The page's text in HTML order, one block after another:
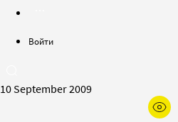
Войти
10 September 2009